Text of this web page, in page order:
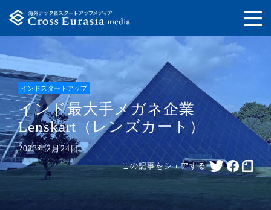
インドスタートアップ
インド最大手メガネ企業
Lenskart（レンズカート）
2023年2月24日
この記事をシェアする